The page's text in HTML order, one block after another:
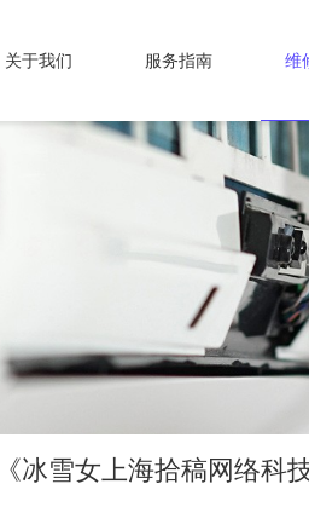
关于我们 服务指南 维
冰雪女上海拾稿网络科